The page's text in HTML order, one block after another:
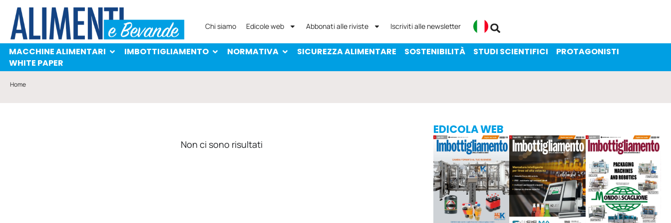
MACCHINE ALIMENTARI
PROTAGONISTI
WHITE PAPER
Chi siamo Edicole web Abbonati alle riviste Iscriviti alle newsletter
MACCHINE ALIMENTARI IMBOTTIGLIAMENTO NORMATIVA SICUREZZA ALIMENTARE SOSTENIBILITÀ STUDI SCIENTIFICI
PROTAGONISTI
WHITE PAPER
Home
Non ci sono risultati
EDICOLA WEB